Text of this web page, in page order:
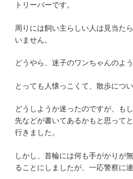
トリーバーです。
周りには飼い主らしい人は見当た
いません。
どうやら、迷子のワンちゃんのよう
とっても人懐っこくて、散歩につい
どうしようか迷ったのですが、も
先などが書いてあるかもと思って
行きました。
しかし、首輪には何も手がかりが
ることにしましたが、一応警察に連